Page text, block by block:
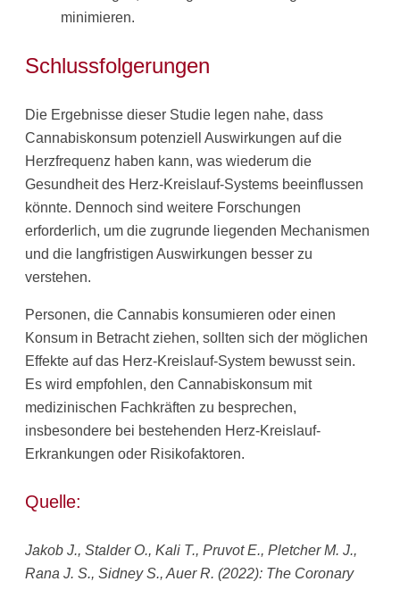
minimieren.​
Schlussfolgerungen
Die Ergebnisse dieser Studie legen nahe, dass
Cannabiskonsum potenziell Auswirkungen auf die
Herzfrequenz haben kann, was wiederum die
Gesundheit des Herz-Kreislauf-Systems beeinflussen
könnte. Dennoch sind weitere Forschungen
erforderlich, um die zugrunde liegenden Mechanismen
und die langfristigen Auswirkungen besser zu
verstehen.​
Personen, die Cannabis konsumieren oder einen
Konsum in Betracht ziehen, sollten sich der möglichen
Effekte auf das Herz-Kreislauf-System bewusst sein.
Es wird empfohlen, den Cannabiskonsum mit
medizinischen Fachkräften zu besprechen,
insbesondere bei bestehenden Herz-Kreislauf-
Erkrankungen oder Risikofaktoren.
Quelle:
Jakob J., Stalder O., Kali T., Pruvot E., Pletcher M. J.,
Rana J. S., Sidney S., Auer R. (2022): The Coronary